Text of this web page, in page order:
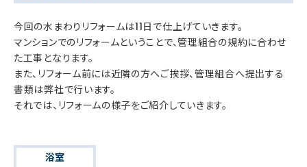
今回の水まわりリフォームは11日で仕上げていきます。
マンションでのリフォームということで、管理組合の規約に合わせ
た工事となります。
また、リフォーム前には近隣の方へご挨拶、管理組合へ提出する
書類は弊社で行います。
それでは、リフォームの様子をご紹介していきます。
浴室